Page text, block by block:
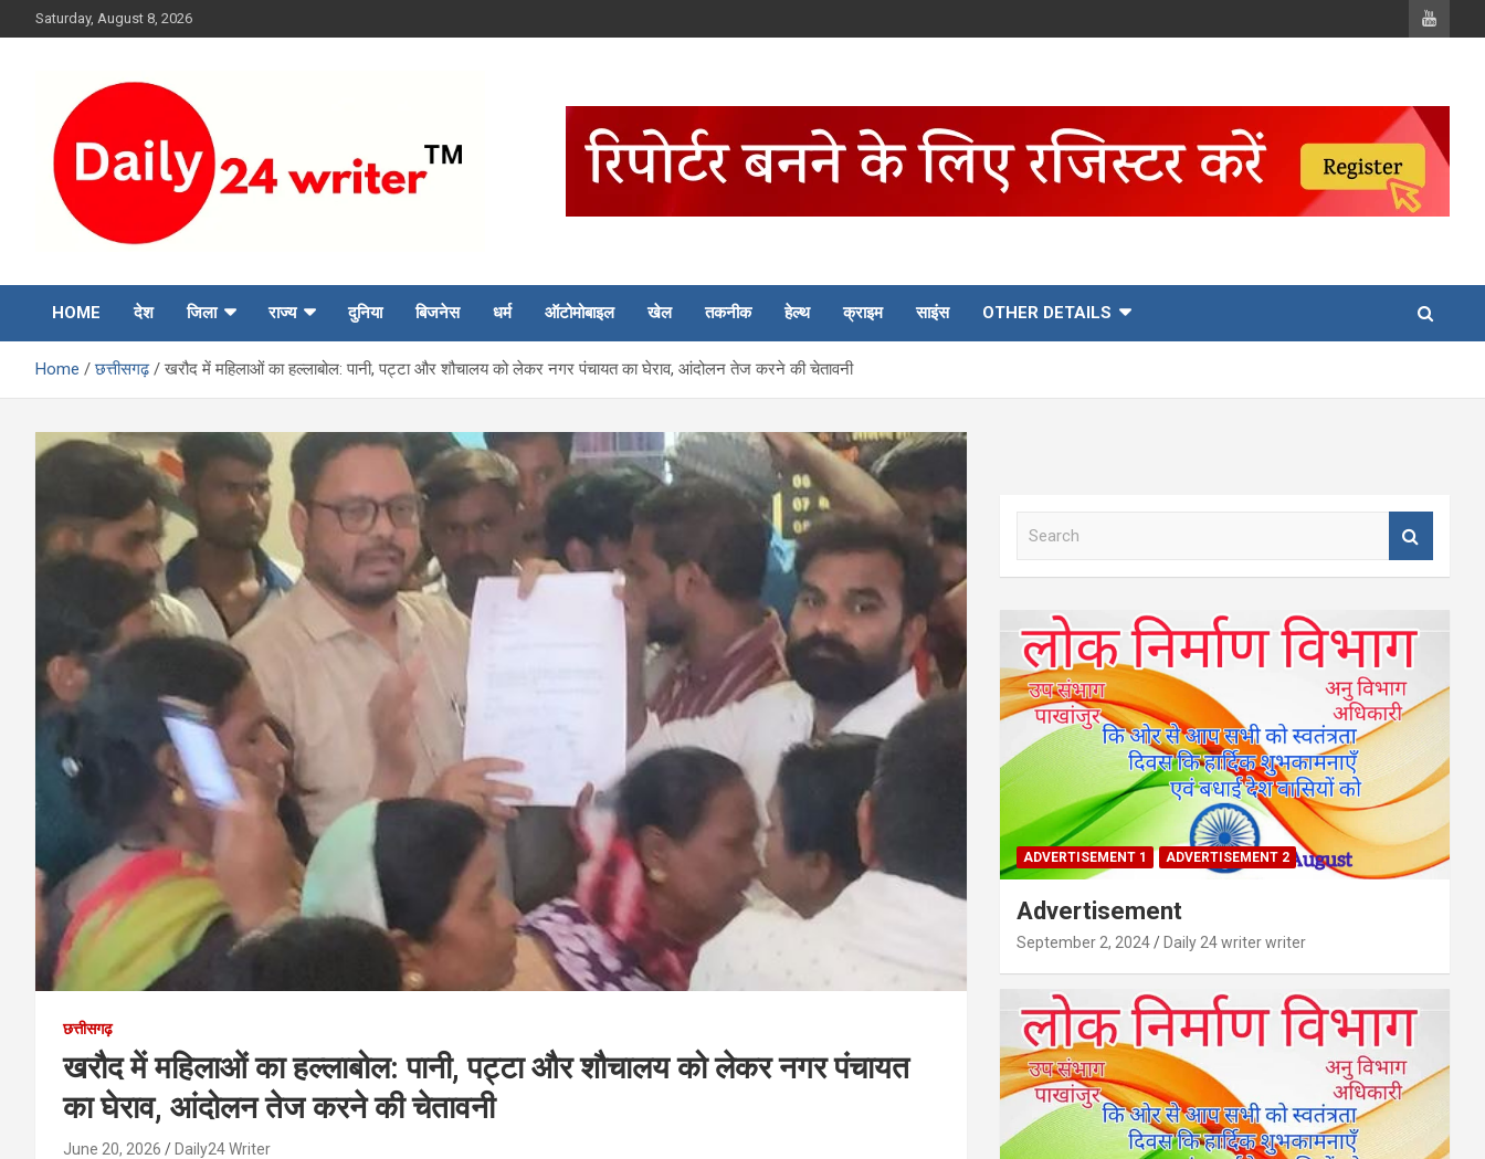
to
Saturday, August 8, 2026
HOME देश जिला राज्य दुनिया बिजनेस धर्म ऑटोमोबाइल खेल तकनीक हेल्थ क्राइम साइंस OTHER DETAILS
Home छत्तीसगढ़ खरौद में महिलाओं का हल्लाबोल: पानी, पट्टा और शौचालय को लेकर नगर पंचायत का घेराव, आंदोलन तेज करने की चेतावनी
छत्तीसगढ़
खरौद में महिलाओं का हल्लाबोल: पानी, पट्टा और शौचालय को लेकर नगर पंचायत
का घेराव, आंदोलन तेज करने की चेतावनी
June 20, 2026 Daily24 Writer
h
ADVERTISEMENT 1 ADVERTISEMENT 2
Advertisement
September 2, 2024 Daily 24 writer writer